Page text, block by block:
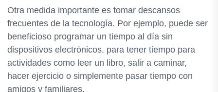
Otra medida importante es tomar descansos
frecuentes de la tecnología. Por ejemplo, puede ser
beneficioso programar un tiempo al día sin
dispositivos electrónicos, para tener tiempo para
actividades como leer un libro, salir a caminar,
hacer ejercicio o simplemente pasar tiempo con
amigos y familiares.